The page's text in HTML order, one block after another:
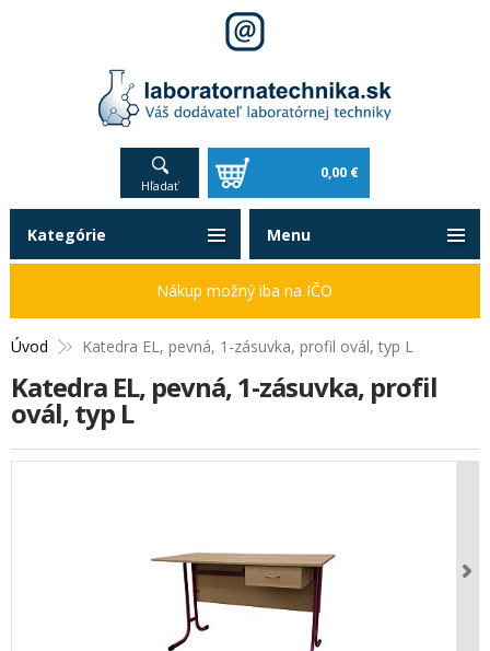
Hľadať
0,00 €
Úvod Katedra EL, pevná, 1-zásuvka, profil ovál, typ L
Katedra EL, pevná, 1-zásuvka, profil
ovál, typ L
Kategórie
Nákup možný iba na IČO
Menu